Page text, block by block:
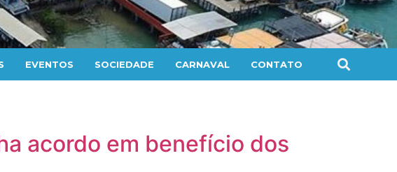
EVENTOS SOCIEDADE CARNAVAL CONTATO
acordo em benefício dos